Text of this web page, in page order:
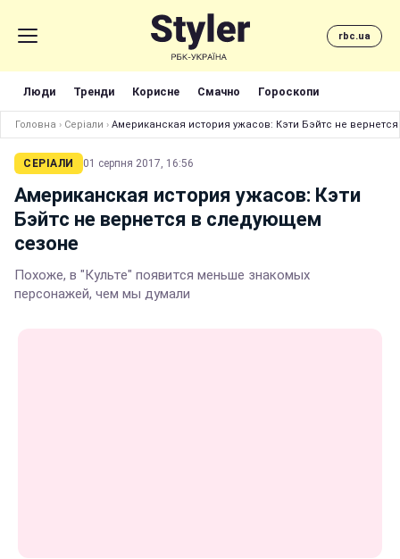
rbc.ua
Люди Тренди Корисне Смачно Гороскопи
Головна › Серіали › Американская история ужасов: Кэти Бэйтс не
СЕРІАЛИ 01 серпня 2017, 16:56
Американская история ужасов: Кэти
Бэйтс не вернется в следующем
сезоне
Похоже, в "Культе" появится меньше знакомых
персонажей, чем мы думали